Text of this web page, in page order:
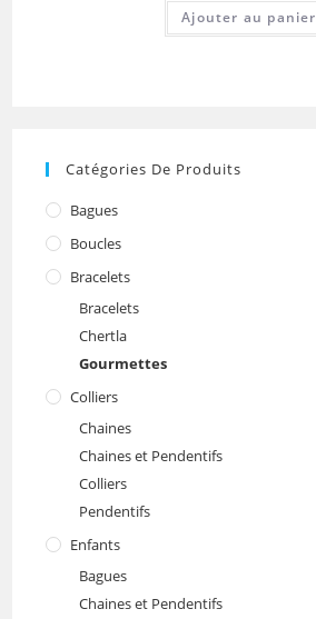
Ajouter au panier
Catégories De Produits
Bagues
Boucles
Bracelets
Bracelets
Chertla
Gourmettes
Colliers
Chaines
Chaines et Pendentifs
Colliers
Pendentifs
Enfants
Bagues
Chaines et Pendentifs